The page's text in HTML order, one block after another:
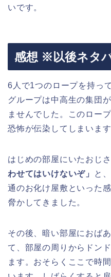
いです。
感想 ※以後ネタ
6人で1つのロープを持っ
グループは中高生の集団
ませんでした。このロー
恐怖が伝染してしまいます
はじめの部屋にいたおじ
わせてはいけないぞ」
と
通のお化け屋敷といった
脅かしてきました。
その後、暗い部屋におば
て、部屋の周りからドン
ます。おそらくここで時